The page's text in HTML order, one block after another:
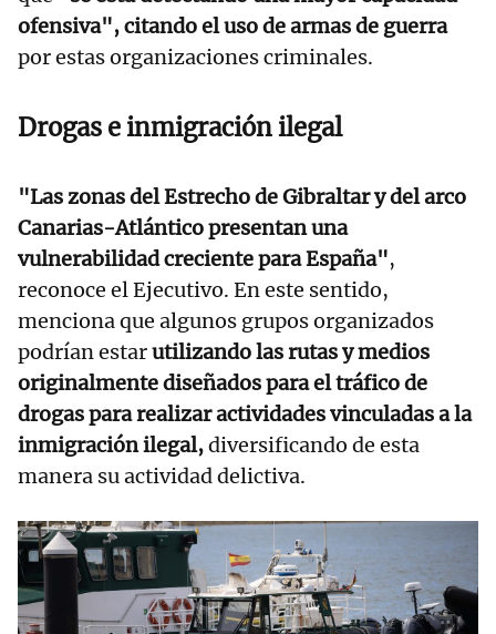
ofensiva", citando el uso de armas de guerra
por estas organizaciones criminales.
Drogas e inmigración ilegal
"Las zonas del Estrecho de Gibraltar y del arco
Canarias-Atlántico presentan una
vulnerabilidad creciente para España",
reconoce el Ejecutivo. En este sentido,
menciona que algunos grupos organizados
podrían estarutilizando las rutas y medios
originalmente diseñados para el tráfico de
drogas para realizar actividades vinculadas a la
inmigración ilegal,diversificando de esta
manera su actividad delictiva.